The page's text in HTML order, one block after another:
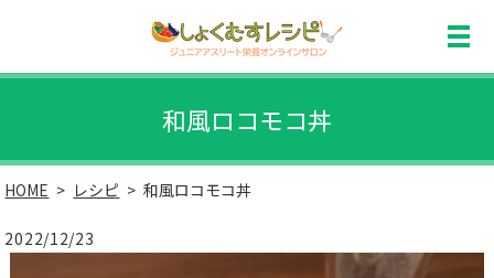
和風ロコモコ丼
HOME レシピ 和風ロコモコ丼
2022/12/23